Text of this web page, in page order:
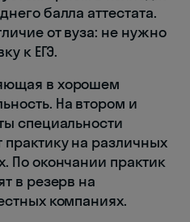
балла аттестата.
от вуза: не нужно
к ЕГЭ.
в хорошем
На втором и
специальности
на различных
По окончании практик
в резерв на
компаниях.